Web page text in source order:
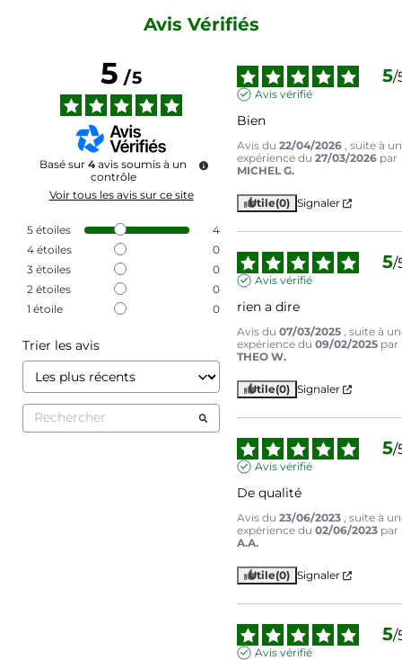
Avis Vérifiés
5/5
Basé sur 4 avis soumis à un
contrôle
Voir tous les avis sur ce site
5 étoiles
4
4 étoiles
0
3 étoiles
0
2 étoiles
0
1 étoile 0
Trier les avis
5/
Avis vérifié
Bien
Avis du22/04/2026 , suite à
expérience du27/03/2026 par
MICHEL G.
Utile(0) Signaler
5/
Avis vérifié
rien a dire
Avis du07/03/2025 , suite à
expérience du09/02/2025 par
THEO W.
Utile(0) Signaler
5/
Avis vérifié
De qualité
Avis du23/06/2023 , suite à
expérience du02/06/2023 par
A.A.
Utile(0) Signaler
5/
Avis vérifié